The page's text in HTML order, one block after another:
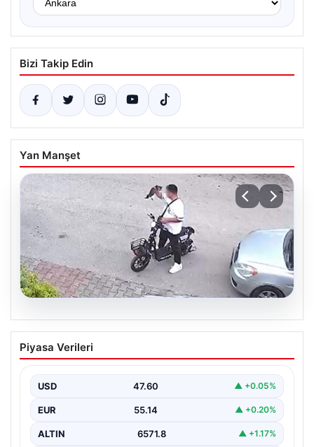
Bizi Takip Edin
Yan Manşet
Bolu’da vahşet: Yavru kediyi önce öptü,
sonra boğdu
Ardından Telef Etti", "content": "Bolu'nun Beşkavaklar…
Piyasa Verileri
USD 47.60 ▲ +0.05%
EUR 55.14 ▲ +0.20%
ALTIN 6571.8 ▲ +1.17%